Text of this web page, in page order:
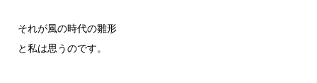
それが風の時代の雛形
と私は思うのです。